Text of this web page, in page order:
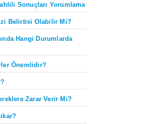
Sonuçları Yorumlama
Belirtisi Olabilir Mi?
Hangi Durumlarda
Önemlidir?
Zarar Verir Mi?